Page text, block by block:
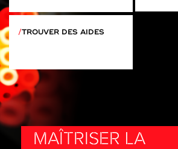
TROUVER DES AIDES
MAÎTRISER LA